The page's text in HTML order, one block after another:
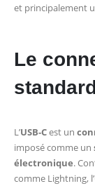
et principalement
Le
L’USB-Cest un
imposé comme un
électronique.
comme Lightning,